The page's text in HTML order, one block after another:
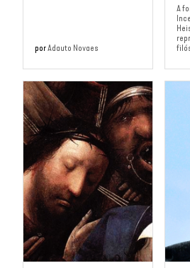
porAdauto Novaes
A